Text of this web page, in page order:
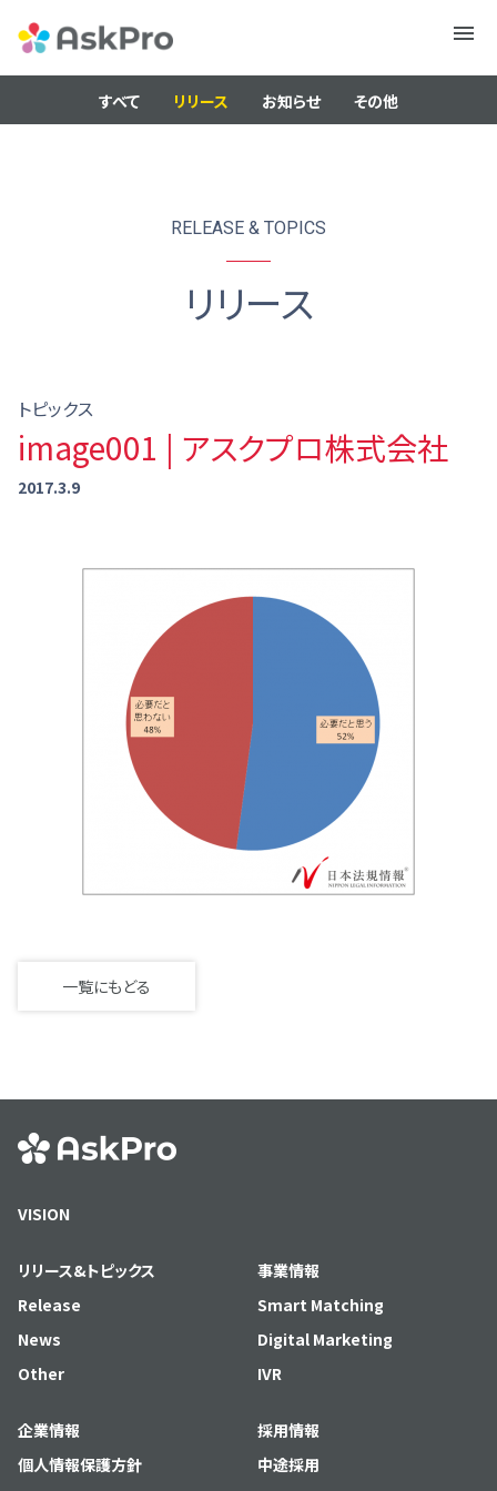
メニュ
すべて リリース お知らせ その他
RELEASE & TOPICS
リリース
トピックス
image001 | アスクプロ株式会社
2017.3.9
一覧にもどる
VISION
リリース&トピックス
Release
News
Other
事業情報
Smart Matching
Digital Marketing
IVR
企業情報
個人情報保護方針
採用情報
中途採用